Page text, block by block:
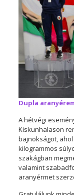
Dupla
A hétvégi
Kiskunhalason
bajnokságot,
kilogrammos
szakágban
valamint
aranyérmet